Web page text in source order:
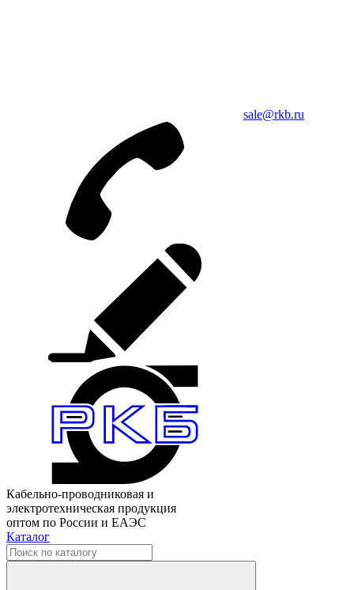
sale@rkb.ru
Кабельно-проводниковая и
электротехническая продукция
оптом по России и ЕАЭС
Каталог